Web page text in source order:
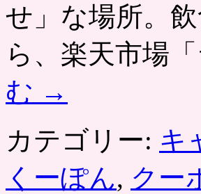
せ」な場所。
ら、楽天市場
む →
カテゴリー: キ
くーぽん, クー